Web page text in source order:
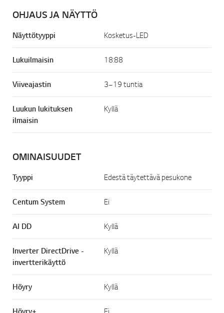
OHJAUS JA NÄYTTÖ
Näyttötyyppi Kosketus-LED
Lukuilmaisin 18:88
Viiveajastin 3–19 tuntia
Luukun lukituksen
ilmaisin
Kyllä
OMINAISUUDET
Tyyppi Edestä täytettävä pesukone
Centum System Ei
AI DD Kyllä
Inverter DirectDrive -
invertterikäyttö
Kyllä
Höyry Kyllä
Ei